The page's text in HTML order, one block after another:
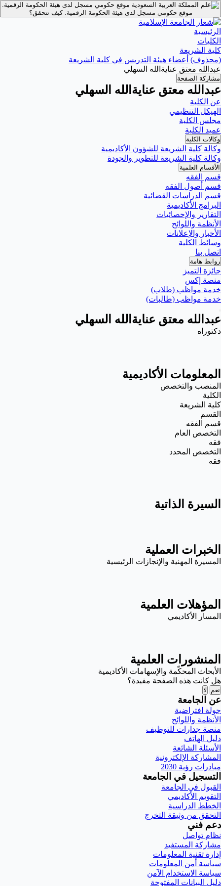
موقع حكومي مسجل لدى هيئة الحكومة الرقمية.
موقع حكومي مسجل لدى هيئة الحكومة الرقمية.كيف تتحقق؟
الرئيسية
الكليات
كلية الشريعة
(محذوف) أعضاء هيئة التدريس في كلية الشريعة
عبدالله معتق عنايةالله السهلي
مشاركة الصفحة
عبدالله معتق عنايةالله السهلي
عن الكلية
الهيكل التنظيمي
مجلس الكلية
عميد الكلية
وكالات الكلية
وكالة كلية الشريعة للشؤون الأكاديمية
وكالة كلية الشريعة للتطوير والجودة
الأقسام العلمية
قسم الفقه
قسم أصول الفقه
قسم الدراسات القضائية
البرامج الأكاديمية
التقارير والإحصائيات
الأنظمة واللوائح
الأخبار والإعلانات
وسائط الكلية
اتصل بنا
روابط هامة
جائزة التميز
منصة إكس
خدمة مواظب (طلاب)
خدمة مواظب (طالبات)
عبدالله معتق عنايةالله السهلي
دكتوراه
المعلومات الأكاديمية
المنصب والتخصص
الكلية
كلية الشريعة
القسم
قسم الفقه
التخصص العام
فقه
التخصص المحدد
فقه
السيرة الذاتية
الخبرات العملية
المسيرة المهنية والإنجازات الرئيسية
المؤهلات العلمية
المسار الأكاديمي
المنشورات العلمية
الأبحاث المحكّمة والإسهامات الأكاديمية
هل كانت هذه الصفحة مفيدة؟
نعم لا
عن الجامعة
جولة افتراضية
الأنظمة واللوائح
منصة جدارات للتوظيف
دليل الهاتف
الأسئلة الشائعة
المشاركة الإلكترونية
مبادرات رؤية 2030
التسجيل في الجامعة
القبول في الجامعة
التقويم الأكاديمي
الخطط الدراسية
التحقق من وثيقة التخرج
دعم فني
نظام تواصل
مشاركة المستفيد
إدارة تقنية المعلومات
سياسة أمن المعلومات
سياسة الاستخدام الآمن
دليل البيانات المفتوحة